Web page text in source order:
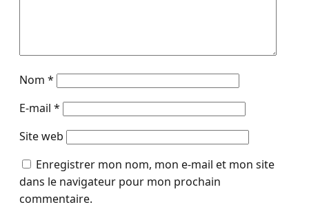
Nom *
E-mail *
Site web
Enregistrer mon nom, mon e-mail et mon site
dans le navigateur pour mon prochain
commentaire.